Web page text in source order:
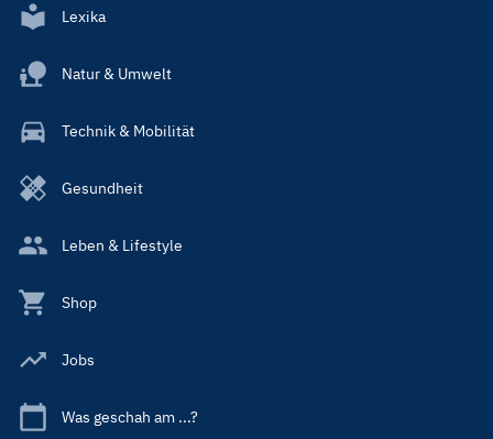
Lexika
Natur & Umwelt
Technik & Mobilität
Gesundheit
Leben & Lifestyle
Shop
Jobs
Was geschah am ...?